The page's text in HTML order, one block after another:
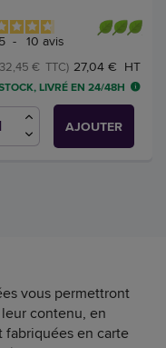
5 - 10 avis
27,04 € HT
€ TTC)
LIVRÉ EN 24/48H
AJOUTER
vous permettront
contenu, en
fabriquées en carte